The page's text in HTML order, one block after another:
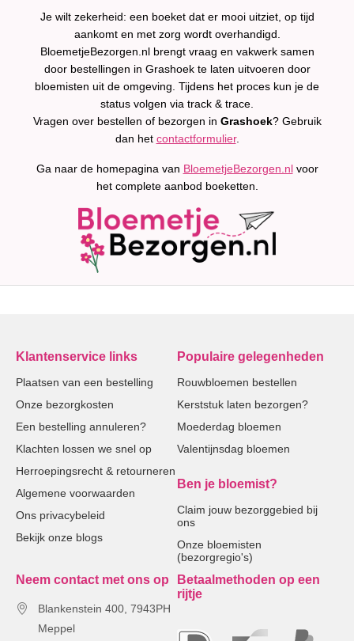
Je wilt zekerheid: een boeket dat er mooi uitziet, op tijd
aankomt en met zorg wordt overhandigd.
BloemetjeBezorgen.nl brengt vraag en vakwerk samen
door bestellingen in Grashoek te laten uitvoeren door
bloemisten uit de omgeving. Tijdens het proces kun je de
status volgen via track & trace.
Vragen over bestellen of bezorgen in Grashoek? Gebruik
dan het contactformulier.
Ga naar de homepagina van BloemetjeBezorgen.nlvoor
het complete aanbod boeketten.
Klantenservice links
Plaatsen van een bestelling
Onze bezorgkosten
Een bestelling annuleren?
Klachten lossen we snel op
Herroepingsrecht & retourneren
Algemene voorwaarden
Ons privacybeleid
Bekijk onze blogs
Populaire gelegenheden
Rouwbloemen bestellen
Kerststuk laten bezorgen?
Moederdag bloemen
Valentijnsdag bloemen
Ben je bloemist?
Claim jouw bezorggebied bij
ons
Onze bloemisten
(bezorgregio's)
Neem contact met ons op
Blankenstein 400, 7943PH
Meppel
Betaalmethoden op een
rijtje